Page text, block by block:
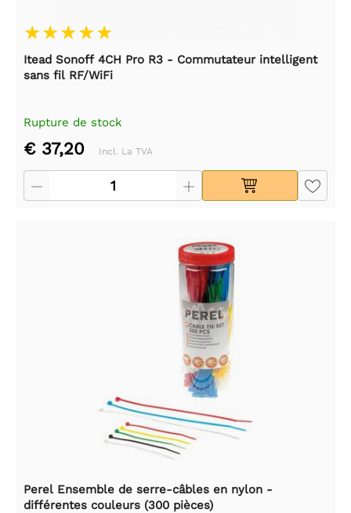
Itead Sonoff 4CH Pro R3 - Commutateur intelligent
sans fil RF/WiFi
Rupture de stock
€ 37,20 Incl. La TVA
Perel Ensemble de serre-câbles en nylon -
différentes couleurs (300 pièces)